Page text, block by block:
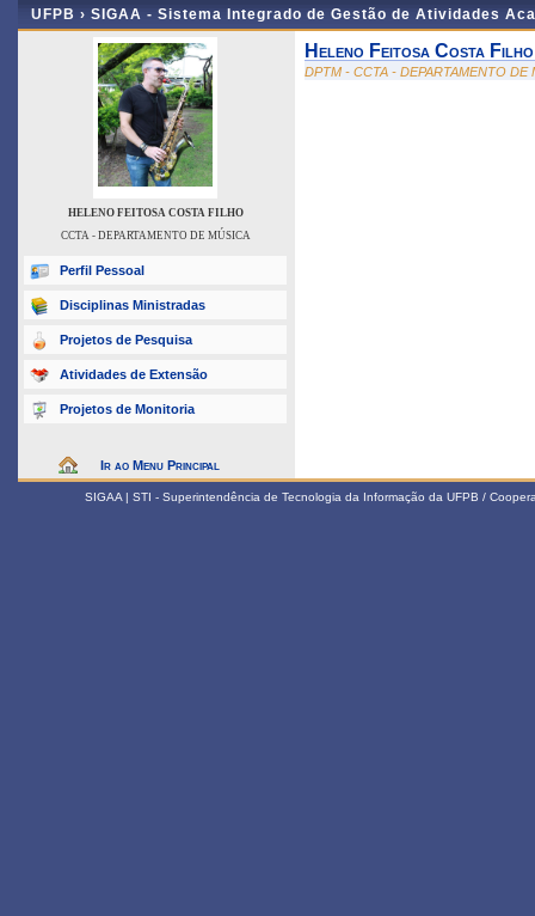
UFPB › SIGAA - Sistema Integrado de Gestão de Atividades
HELENO FEITOSA COSTA FILHO
CCTA - DEPARTAMENTO DE MÚSICA
Perfil Pessoal
Disciplinas Ministradas
Projetos de Pesquisa
Atividades de Extensão
Projetos de Monitoria
Ir ao Menu Principal
Heleno Feitosa Costa Filho
DPTM - CCTA - DEPARTAMENTO DE
SIGAA | STI - Superintendência de Tecnologia da Informação da UFPB /